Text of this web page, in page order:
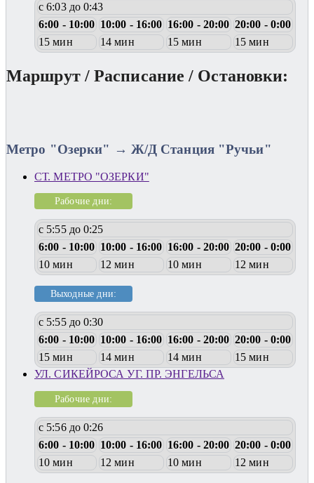
с 6:03 до 0:43
6:00 - 10:00 10:00 - 16:00 16:00 - 20:00 20:00 - 0:00
15 мин
14 мин 15 мин 15 мин
Маршрут / Расписание / Остановки:
Метро "Озерки" → Ж/Д Станция "Ручьи"
СТ. МЕТРО "ОЗЕРКИ"
Рабочие дни:
с 5:55 до 0:25
6:00 - 10:00 10:00 - 16:00 16:00 - 20:00 20:00 - 0:00
10 мин
12 мин 10 мин 12 мин
Выходные дни:
с 5:55 до 0:30
6:00 - 10:00 10:00 - 16:00 16:00 - 20:00 20:00 - 0:00
15 мин
14 мин 14 мин
15 мин
УЛ. СИКЕЙРОСА УГ. ПР. ЭНГЕЛЬСА
Рабочие дни:
с 5:56 до 0:26
6:00 - 10:00 10:00 - 16:00 16:00 - 20:00 20:00 - 0:00
10 мин
12 мин 10 мин 12 мин